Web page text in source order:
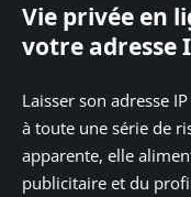
Vie privée en
votre adresse
Laisser son adresse
à toute une série de
apparente, elle
publicitaire et du